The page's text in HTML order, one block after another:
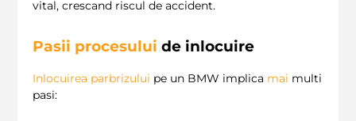
vital, crescand riscul de accident.
Pasii procesului de inlocuire
Inlocuirea parbrizului pe un BMW implica mai multi
pasi: